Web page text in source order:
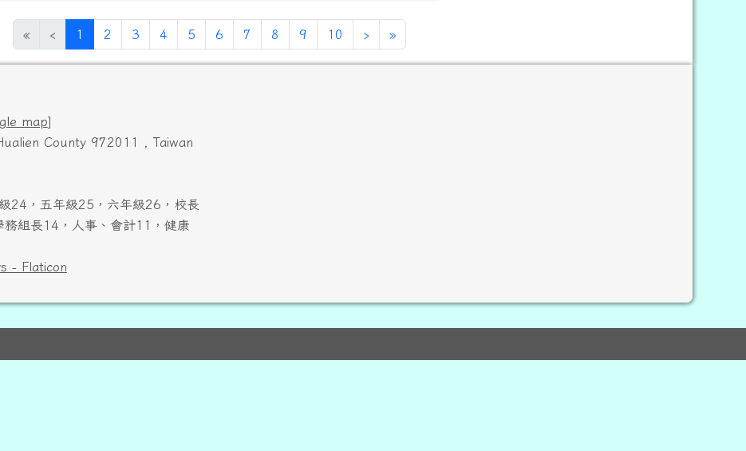
« ‹ 1 (目前頁次)
2 3 4 5 6 7 8 9 10 ›下一頁
»最後頁
map]
County 972011 , Taiwan
24，五年級25，六年級26，校長
組長14，人事、會計11，健康
- Flaticon